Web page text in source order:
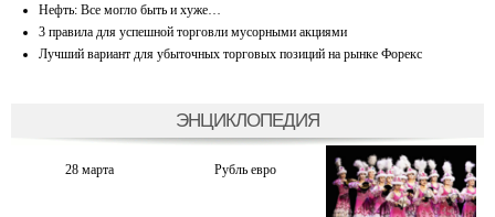
Нефть: Все могло быть и хуже…
3 правила для успешной торговли мусорными акциями
Лучший вариант для убыточных торговых позиций на рынке Форекс
ЭНЦИКЛОПЕДИЯ
28 марта Рубль евро